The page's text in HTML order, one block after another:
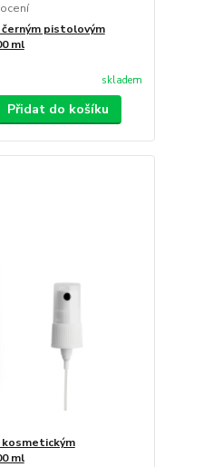
pistolovým
ml
skladem
Přidat do košíku
kosmetickým
ml